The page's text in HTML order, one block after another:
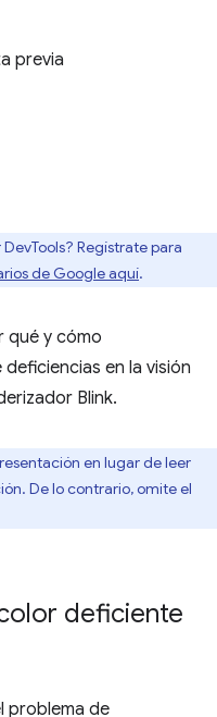
previa
Regístrate para
de Google aquí.
qué y cómo
en la visión
Blink.
en lugar de leer
De lo contrario, omite el
deficiente
problema de